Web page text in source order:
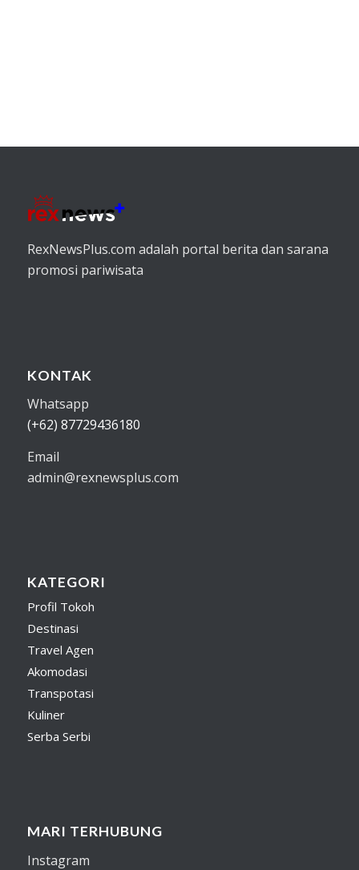
RexNewsPlus.com adalah portal berita dan sarana
promosi pariwisata
KONTAK
Whatsapp
(+62) 87729436180
Email
admin@rexnewsplus.com
KATEGORI
Profil Tokoh
Destinasi
Travel Agen
Akomodasi
Transpotasi
Kuliner
Serba Serbi
MARI TERHUBUNG
Instagram